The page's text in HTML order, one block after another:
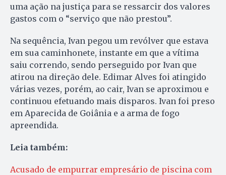
uma ação na justiça para se ressarcir dos valores
gastos com o “serviço que não prestou”.
Na sequência, Ivan pegou um revólver que estava
em sua caminhonete, instante em que a vítima
saiu correndo, sendo perseguido por Ivan que
atirou na direção dele. Edimar Alves foi atingido
várias vezes, porém, ao cair, Ivan se aproximou e
continuou efetuando mais disparos. Ivan foi preso
em Aparecida de Goiânia e a arma de fogo
apreendida.
Leia também:
Acusado de empurrar empresário de piscina com